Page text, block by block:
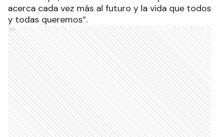
Y sentenció: “Esto nos permite avanzar hacia una
nueva etapa, una nueva normalidad que nos
acerca cada vez más al futuro y la vida que todos
y todas queremos”.
Ads